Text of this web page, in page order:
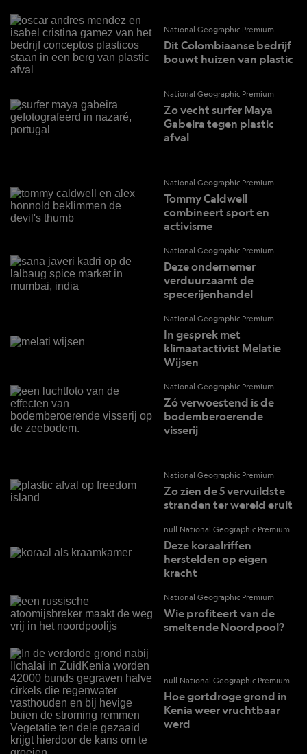
National Geographic Premium
Dit Colombiaanse bedrijf
bouwt huizen van plastic
National Geographic Premium
Zo vecht surfer Maya
Gabeira tegen plastic
afval
National Geographic Premium
Tommy Caldwell
combineert sport en
activisme
National Geographic Premium
Deze ondernemer
verduurzaamt de
specerijenhandel
National Geographic Premium
In gesprek met
klimaatactivist Melatie
Wijsen
National Geographic Premium
Zó verwoestend is de
bodemberoerende
visserij
National Geographic Premium
Zo zien de 5 vervuildste
stranden ter wereld eruit
null National Geographic Premium
Deze koraalriffen
herstelden op eigen
kracht
National Geographic Premium
Wie profiteert van de
smeltende Noordpool?
null National Geographic Premium
Hoe gortdroge grond in
Kenia weer vruchtbaar
werd